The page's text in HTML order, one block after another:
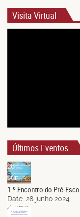
Visita Virtual
Últimos Eventos
28
Jun.
1.º Encontro do Pré-
Date: 28 junho 2024
21